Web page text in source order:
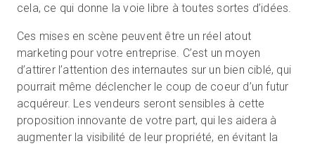
cela, ce qui donne la voie libre à toutes sortes d’idées.
Ces mises en scène peuvent être un réel atout
marketing pour votre entreprise. C’est un moyen
d’attirer l’attention des internautes sur un bien ciblé, qui
pourrait même déclencher le coup de coeur d’un futur
acquéreur. Les vendeurs seront sensibles à cette
proposition innovante de votre part, qui les aidera à
augmenter la visibilité de leur propriété, en évitant la